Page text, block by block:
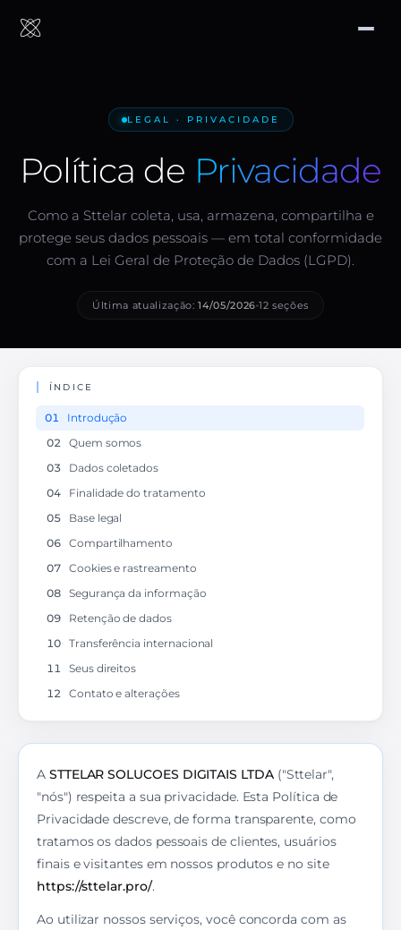
LEGAL · PRIVACIDADE
Política de Privacidade
Como a Sttelar coleta, usa, armazena, compartilha e
protege seus dados pessoais — em total conformidade
com a Lei Geral de Proteção de Dados (LGPD).
Última atualização:14/05/2026 12 seções
ÍNDICE
01
Introdução
02
Quem somos
03
Dados coletados
04
Finalidade do tratamento
05
Base legal
06
Compartilhamento
07
Cookies e rastreamento
08
Segurança da informação
09
Retenção de dados
10
Transferência internacional
11
Seus direitos
12
Contato e alterações
A STTELAR SOLUCOES DIGITAIS LTDA("Sttelar",
"nós") respeita a sua privacidade. Esta Política de
Privacidade descreve, de forma transparente, como
tratamos os dados pessoais de clientes, usuários
finais e visitantes em nossos produtos e no site
https://sttelar.pro/.
Ao utilizar nossos serviços, você concorda com as